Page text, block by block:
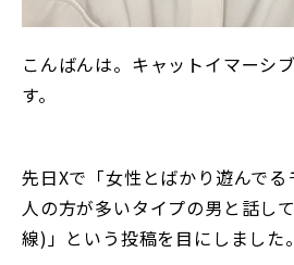
こんばんは。キャットイマーシ
す。
先日Xで「女性とばかり遊んで
人の方が多いタイプの男と話し
線)」という投稿を目にしました。